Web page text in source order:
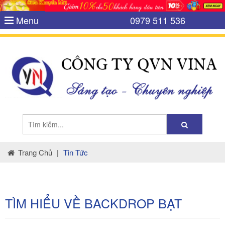
Menu 0979 511 536
Trang Chủ | Tin Tức
TÌM HIỂU VỀ BACKDROP BẠT